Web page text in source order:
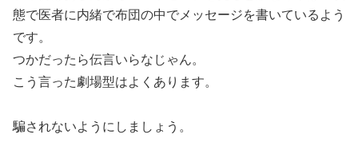
態で医者に内緒で布団の中でメッセージを書いているよう
です。
つかだったら伝言いらなじゃん。
こう言った劇場型はよくあります。
騙されないようにしましょう。